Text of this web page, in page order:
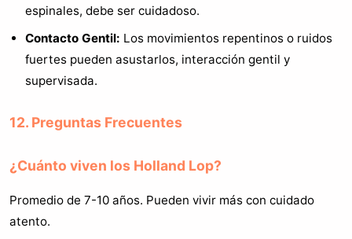
espinales, debe ser cuidadoso.
Contacto Gentil: Los movimientos repentinos o ruidos
fuertes pueden asustarlos, interacción gentil y
supervisada.
12. Preguntas Frecuentes
¿Cuánto viven los Holland Lop?
Promedio de 7-10 años. Pueden vivir más con cuidado
atento.